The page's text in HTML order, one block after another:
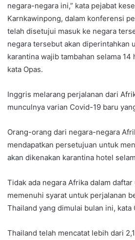
negara-negara ini,” kata pejabat
Karnkawinpong, dalam konferensi
telah disetujui masuk ke negara
negara tersebut akan diperintahkan
karantina wajib tambahan selama 14
kata Opas.
Inggris melarang perjalanan dari
munculnya varian Covid-19 baru
Orang-orang dari negara-negara
mendapatkan persetujuan untuk
akan dikenakan karantina hotel
Tidak ada negara Afrika dalam
memenuhi syarat untuk perjalanan
Thailand yang dimulai bulan ini, kata
Thailand telah mencatat lebih dari